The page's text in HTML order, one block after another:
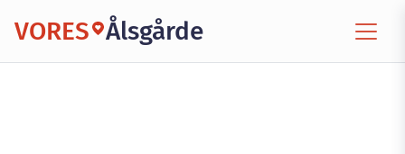
VORES Ålsgårde